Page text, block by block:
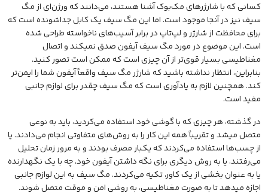
کسانی که با شارژرهای مک‌بوک آشنا هستند، می‌دانند که ورژن‌ای از مگ
سیف نیز در آنجا موجود است. اما این مگ سیف یک کابل جداشونده است که
برای محافظت از شارژر و لپ‌تاپ در برابر آسیب‌های ناخواسته طراحی شده
است. این موضوع در مورد مگ سیف آیفون صدق نمیکند و اتصال
مغناطیسی بسیار قوی‌تر از آن چیزی است که ممکن است تصور کنید.
بنابراین، انتظار نداشته باشید که شارژر مگ سیف واقعاً آیفون شما را ایمن‌تر
کند. همچنین لازم به یادآوری است که مگ سیف چقدر برای لوازم جانبی
مفید است.
در گذشته، هر چیزی که با گوشی خود استفاده می‌کردید، باید به نوعی
متصل میشد و تقریباً همه این کار را به روش‌های متفاوتی انجام می‌دادند. یا
از چسب‌ها استفاده می‌کردند که یکبار مصرف بودند و به مرور زمان تحلیل
می‌رفتند، یا به روش دیگری برای نگه داشتن آیفون خود، چه با یک نگهدارنده
یا به عنوان بخشی از یک کاور، تکیه می‌کردند. مگ سیف به این لوازم جانبی
اجازه میدهد تا به صورت مغناطیسی، به روشی امن و موقت متصل شوند.